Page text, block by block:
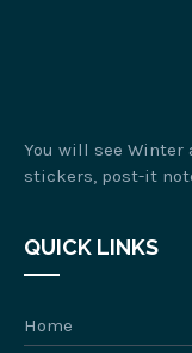
You will see Winter
stickers, post-it
QUICK LINKS
Home